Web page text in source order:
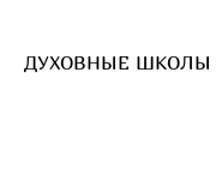
ДУХОВНЫЕ ШКОЛЫ